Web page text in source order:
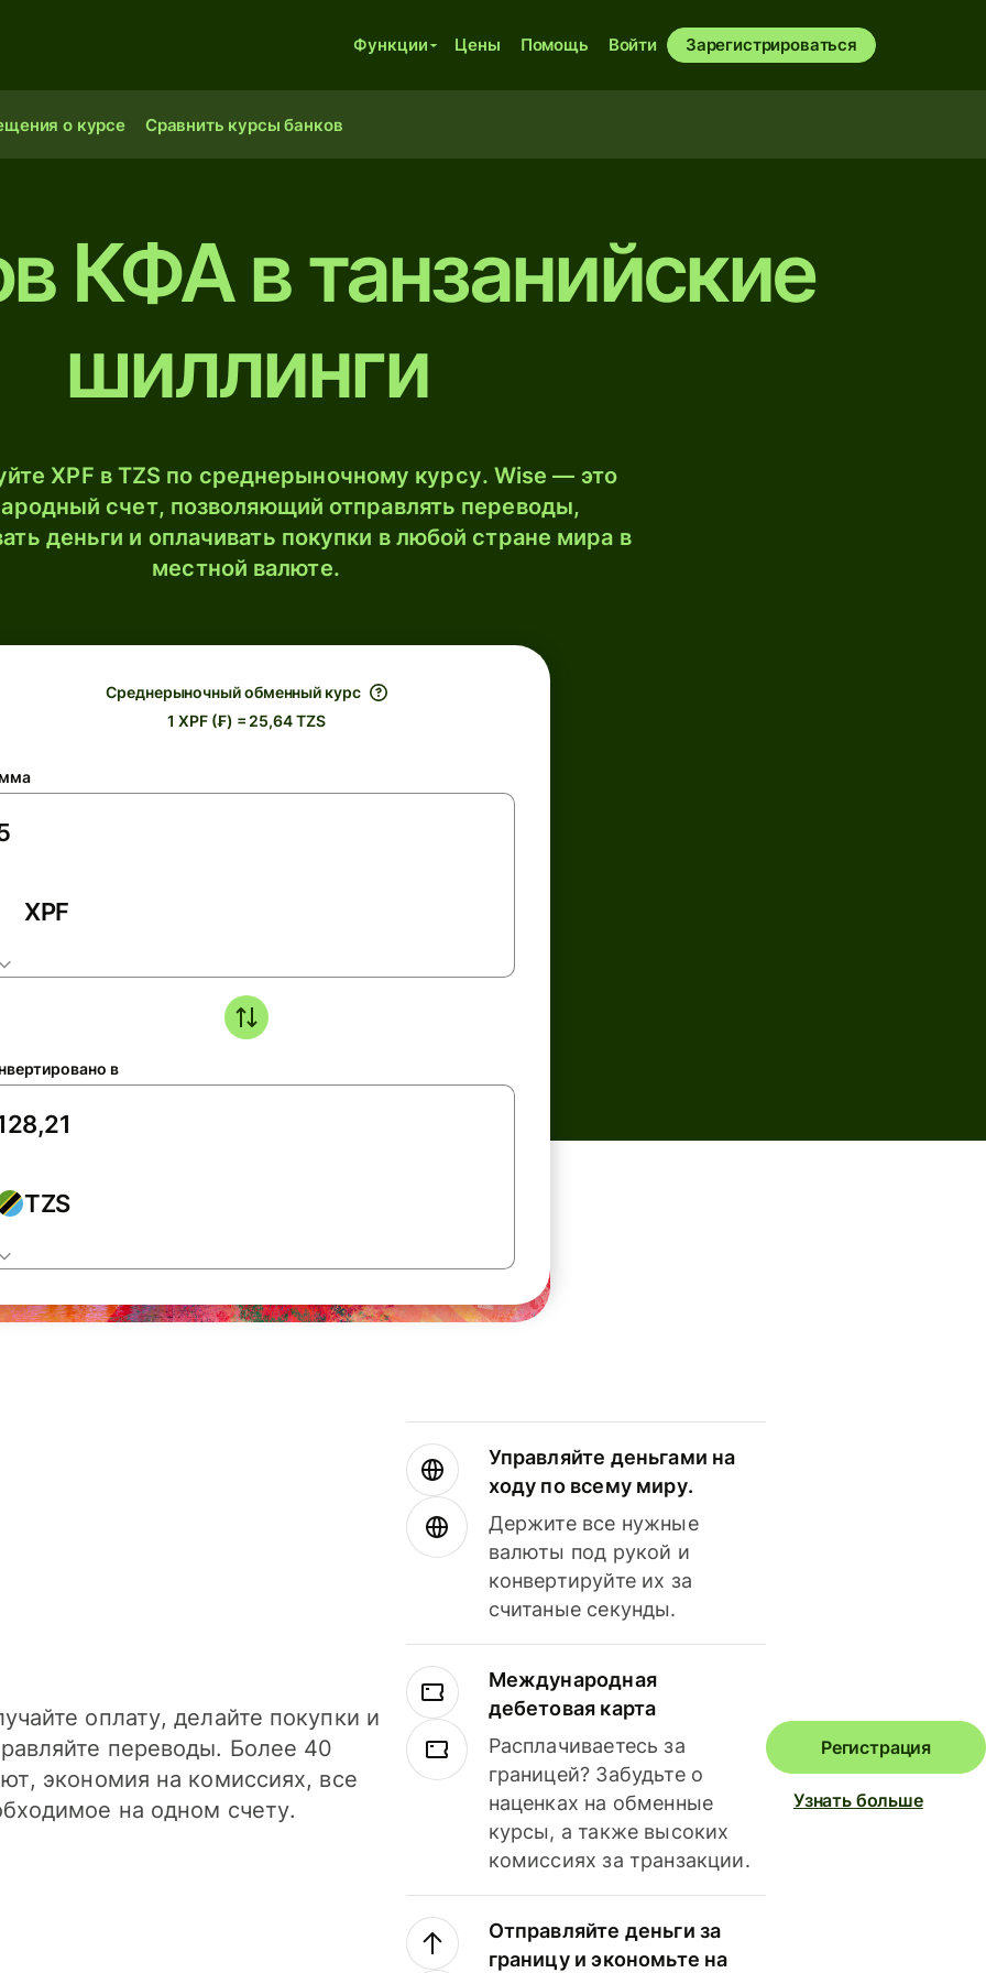
Функции Цены Помощь Войти Зарегистрироваться
о курсе Сравнить курсы банков
КФА в танзанийские
шиллинги
XPF в TZS по среднерыночному курсу. Wise — это
счет, позволяющий отправлять переводы,
деньги и оплачивать покупки в любой стране мира в
местной валюте.
Среднерыночный обменный курс
1 XPF (₣) = 25,64 TZS
XPF
в
TZS
оплату, делайте покупки и
переводы. Более 40
экономия на комиссиях, все
на одном счету.
Управляйте деньгами на
ходу по всему миру.
Держите все нужные
валюты под рукой и
конвертируйте их за
считаные секунды.
Международная
дебетовая карта
Расплачиваетесь за
границей? Забудьте о
наценках на обменные
курсы, а также высоких
комиссиях за транзакции.
Отправляйте деньги за
границу и экономьте на
Регистрация
Узнать больше